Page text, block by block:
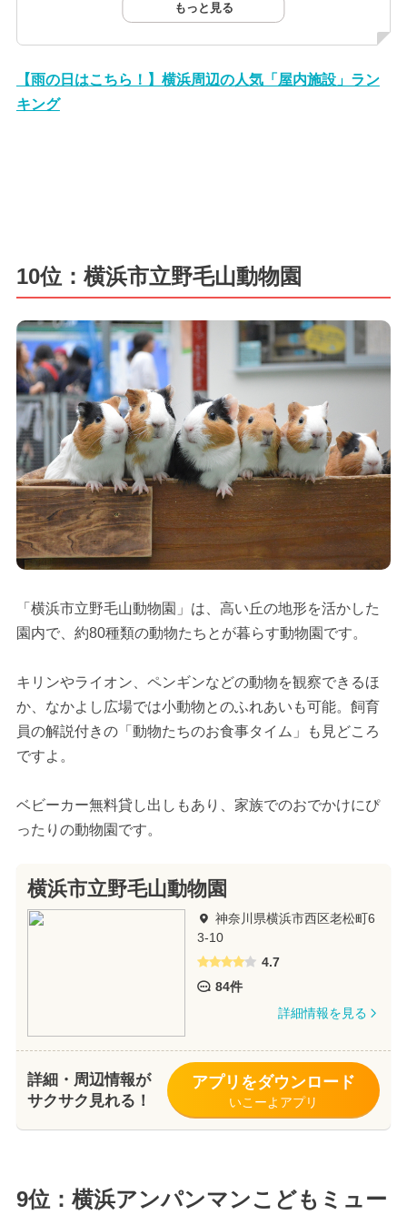
もっと見る
【雨の日はこちら！】横浜周辺の人気「屋内施設」ラン
キング
10位：横浜市立野毛山動物園
「横浜市立野毛山動物園」は、高い丘の地形を活かした
園内で、約80種類の動物たちとが暮らす動物園です。
キリンやライオン、ペンギンなどの動物を観察できるほ
か、なかよし広場では小動物とのふれあいも可能。飼育
員の解説付きの「動物たちのお食事タイム」も見どころ
ですよ。
ベビーカー無料貸し出しもあり、家族でのおでかけにぴ
ったりの動物園です。
横浜市立野毛山動物園
神奈川県横浜市西区老松町6
3-10
4.7
84件
詳細情報を見る
詳細・周辺情報が
サクサク見れる！
アプリをダウンロード
いこーよアプリ
9位：横浜アンパンマンこどもミュー